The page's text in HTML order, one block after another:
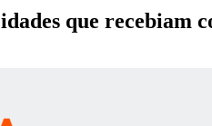
que recebiam